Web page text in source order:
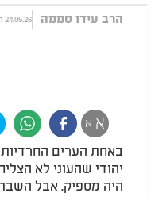
הרב עידו סממה 24.05.26 ח' סיון התשפ"ו
א א
באחת הערים
יהודי שהעוני לא
היה מספיק. אבל